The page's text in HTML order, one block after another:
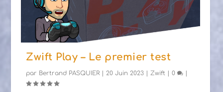
Zwift Play – Le premier test
par Bertrand PASQUIER | 20 Juin 2023 | Zwift |0 |